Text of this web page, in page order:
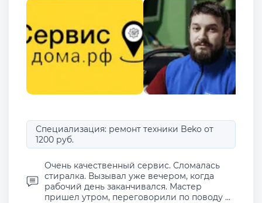
Специализация: ремонт техники Beko от
1200 руб.
Очень качественный сервис. Сломалась
стиралка. Вызывал уже вечером, когда
рабочий день заканчивался. Мастер
пришел утром, переговорили по поводу ...